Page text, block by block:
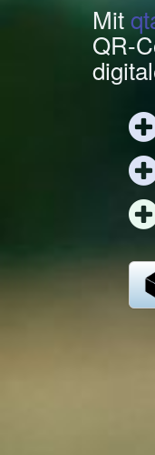
Mit
QR-